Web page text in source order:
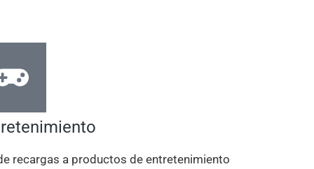
recargas a productos de entretenimiento